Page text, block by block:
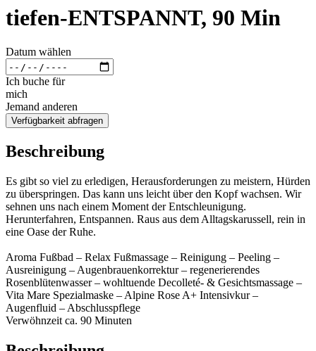
tiefen-ENTSPANNT, 90 Min
Datum wählen
Ich buche für
mich
Jemand anderen
Verfügbarkeit abfragen
Beschreibung
Es gibt so viel zu erledigen, Herausforderungen zu meistern, Hürden
zu überspringen. Das kann uns leicht über den Kopf wachsen. Wir
sehnen uns nach einem Moment der Entschleunigung.
Herunterfahren, Entspannen. Raus aus dem Alltagskarussell, rein in
eine Oase der Ruhe.
Aroma Fußbad – Relax Fußmassage – Reinigung – Peeling –
Ausreinigung – Augenbrauenkorrektur – regenerierendes
Rosenblütenwasser – wohltuende Decolleté- & Gesichtsmassage –
Vita Mare Spezialmaske – Alpine Rose A+ Intensivkur –
Augenfluid – Abschlusspflege
Verwöhnzeit ca. 90 Minuten